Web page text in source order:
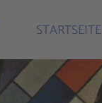
STARTSEITE